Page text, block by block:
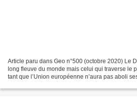
Article paru dans Geo n°500 (octobre 2020) Le
long fleuve du monde mais celui qui traverse le
tant que l’Union européenne n’aura pas aboli